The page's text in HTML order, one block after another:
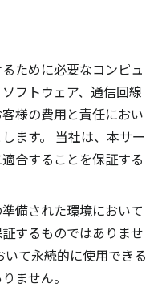
ために必要なコンピュ
フトウェア、通信回線
様の費用と責任におい
ます。 当社は、本サー
合することを保証する
備された環境において
するものではありませ
て永続的に使用できる
ません。